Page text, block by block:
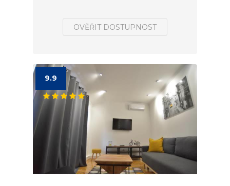
OVĚŘIT DOSTUPNOST
9.9